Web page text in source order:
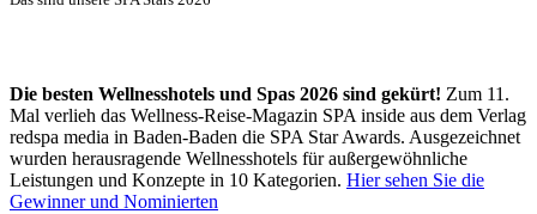
Die besten Wellnesshotels und Spas 2026 sind gekürt! Zum 11.
Mal verlieh das Wellness-Reise-Magazin SPA inside aus dem Verlag
redspa media in Baden-Baden die SPA Star Awards. Ausgezeichnet
wurden herausragende Wellnesshotels für außergewöhnliche
Leistungen und Konzepte in 10 Kategorien. Hier sehen Sie die
Gewinner und Nominierten